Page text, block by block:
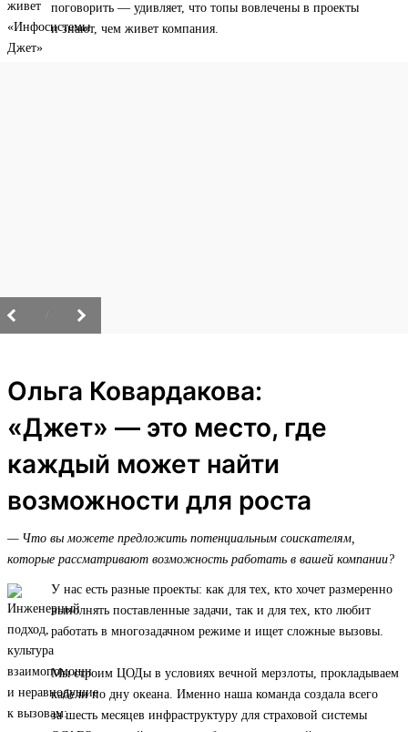
поговорить — удивляет, что топы вовлечены в проекты
и знают, чем живет компания.
Ольга Ковардакова:
«Джет» — это место, где
каждый может найти
возможности для роста
— Что вы можете предложить потенциальным соискателям,
которые рассматривают возможность работать в вашей компании?
У нас есть разные проекты: как для тех, кто хочет размеренно
выполнять поставленные задачи, так и для тех, кто любит
работать в многозадачном режиме и ищет сложные вызовы.
Мы строим ЦОДы в условиях вечной мерзлоты, прокладываем
кабели по дну океана. Именно наша команда создала всего
за шесть месяцев инфраструктуру для страховой системы